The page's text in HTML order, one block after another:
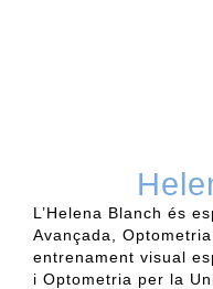
L’Helena Blanch és
Avançada,
entrenament visual
i Optometria per la